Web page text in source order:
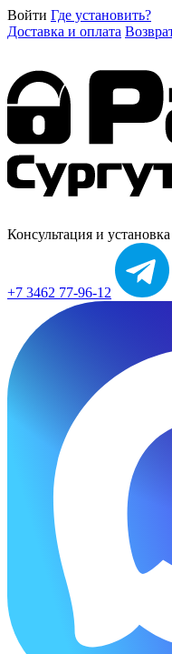
Войти Где установить?
Доставка и оплата
Консультация и установка
+7 3462 77-96-12